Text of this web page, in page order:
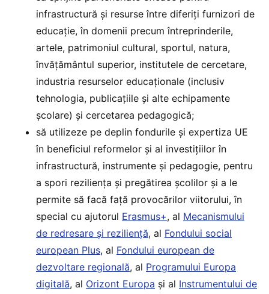
infrastructură și resurse între diferiți furnizori de
educație, în domenii precum întreprinderile,
artele, patrimoniul cultural, sportul, natura,
învățământul superior, institutele de cercetare,
industria resurselor educaționale (inclusiv
tehnologia, publicațiile și alte echipamente
școlare) și cercetarea pedagogică;
să utilizeze pe deplin fondurile și expertiza UE
în beneficiul reformelor și al investițiilor în
infrastructură, instrumente și pedagogie, pentru
a spori reziliența și pregătirea școlilor și a le
permite să facă față provocărilor viitorului, în
special cu ajutorul Erasmus+, al Mecanismului
de redresare și reziliență, al Fondului social
european Plus, al Fondului european de
dezvoltare regională, al Programului Europa
digitală, al Orizont Europa și al Instrumentului de